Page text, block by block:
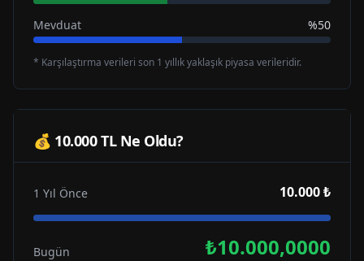
Mevduat %50
* Karşılaştırma verileri son 1 yıllık yaklaşık piyasa verileridir.
💰 10.000 TL Ne Oldu?
1 Yıl Önce 10.000 ₺
Bugün ₺10.000,0000